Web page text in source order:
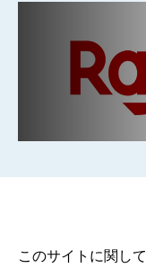
このサイトに関して